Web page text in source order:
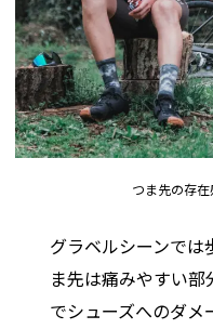
つま先の存
グラベルシーンでは
ま先は痛みやすい
でシューズへのダ